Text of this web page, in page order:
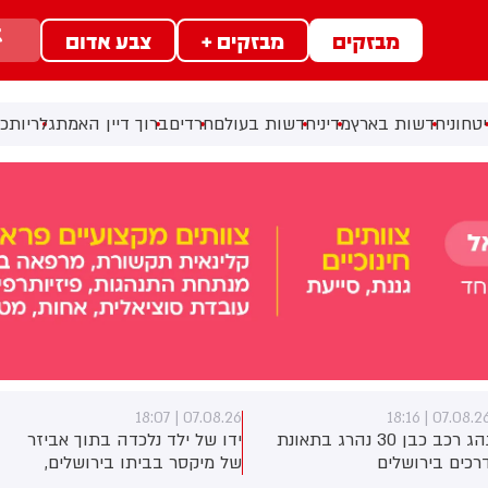
מבזקים מבזקים + צבע אדום
חדשות בארץמדיניחדשות בעולםחרדיםברוך דיין האמתגלריות
07.08.26 |
נהג רכב כבן 30 נהרג בתאונת
בירושלים
07.08.26 | 18:07
ידו של ילד נלכדה בתוך אביזר
של מיקסר בביתו בירושלים,